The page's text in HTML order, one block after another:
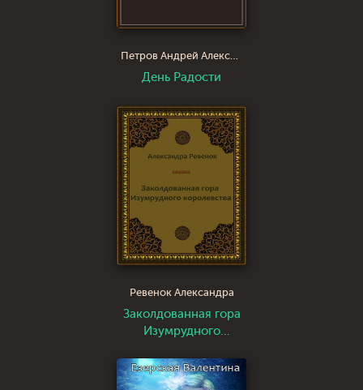
Петров Андрей Алексеевич
День Радости
Ревенок Александра
Заколдованная гора
Изумрудного